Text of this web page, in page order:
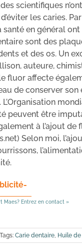
scientifiques
les caries.
en général
sont des
et des os. Un
auteure,
fluor affecte
de conserver
peuvent être
à l’ajout de
Selon moi,
Maes? Entrez en contact »
Tags: Carie dentaire, Huile